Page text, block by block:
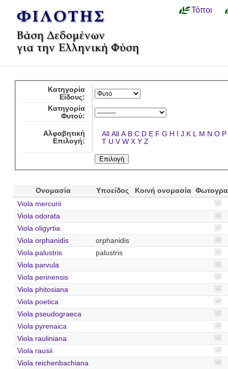
Τόποι
Κατηγορία
Είδους:
Κατηγορία
Φυτού:
Αλφαβητική
Επιλογή:
All All A B C D E F G H I J K L M N O P
T U V W X Y Z
Ονομασία Υποείδος Κοινή ονομασία
Viola mercurii
Viola odorata
Viola oligyrtia
Viola orphanidis
orphanidis
Viola palustris
palustris
Viola parvula
Viola perinensis
Viola phitosiana
Viola poetica
Viola pseudograeca
Viola pyrenaica
Viola rauliniana
Viola rausii
Viola reichenbachiana